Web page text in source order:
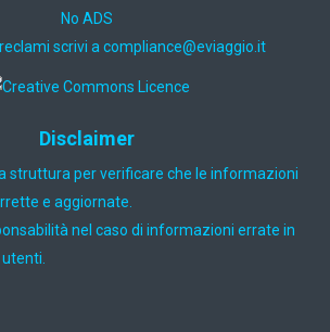
No ADS
scrivi a ti.oiggaive@ecnailpmoc
Disclaimer
struttura per verificare che le informazioni
e aggiornate.
nel caso di informazioni errate in